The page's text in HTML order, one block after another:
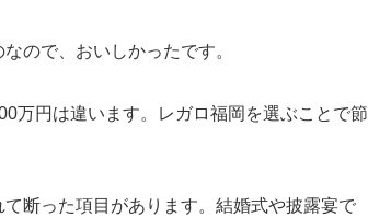
ので、おいしかったです。
万円は違います。レガロ福岡を選ぶことで節
断った項目があります。結婚式や披露宴で